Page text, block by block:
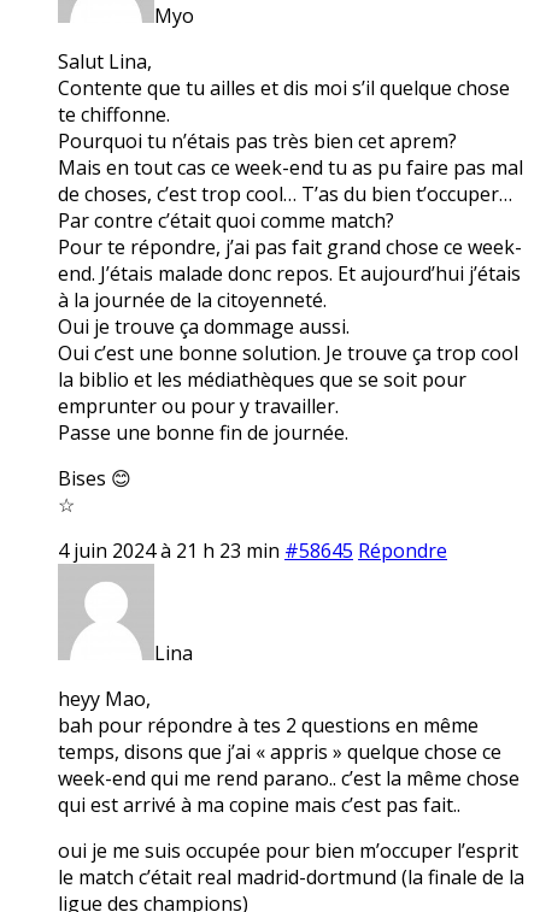
Myo
Salut Lina,
Contente que tu ailles et dis moi s’il quelque chose
te chiffonne.
Pourquoi tu n’étais pas très bien cet aprem?
Mais en tout cas ce week-end tu as pu faire pas mal
de choses, c’est trop cool… T’as du bien t’occuper…
Par contre c’était quoi comme match?
Pour te répondre, j’ai pas fait grand chose ce week-
end. J’étais malade donc repos. Et aujourd’hui j’étais
à la journée de la citoyenneté.
Oui je trouve ça dommage aussi.
Oui c’est une bonne solution. Je trouve ça trop cool
la biblio et les médiathèques que se soit pour
emprunter ou pour y travailler.
Passe une bonne fin de journée.
Bises 😊
☆
4 juin 2024 à 21 h 23 min #58645 Répondre
Lina
heyy Mao,
bah pour répondre à tes 2 questions en même
temps, disons que j’ai « appris » quelque chose ce
week-end qui me rend parano.. c’est la même chose
qui est arrivé à ma copine mais c’est pas fait..
oui je me suis occupée pour bien m’occuper l’esprit
le match c’était real madrid-dortmund (la finale de la
ligue des champions)